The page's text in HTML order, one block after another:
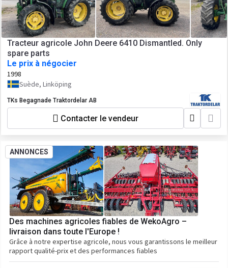
Tracteur agricole John Deere 6410 Dismantled. Only
spare parts
Le prix à négocier
1998
Suède, Linköping
TKs Begagnade Traktordelar AB
Contacter le vendeur
ANNONCES
Des machines agricoles fiables de WekoAgro –
livraison dans toute l'Europe !
Grâce à notre expertise agricole, nous vous garantissons le meilleur
rapport qualité-prix et des performances fiables